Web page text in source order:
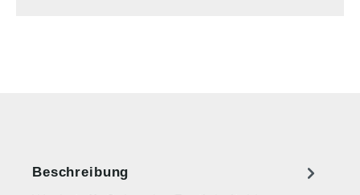
Beschreibung